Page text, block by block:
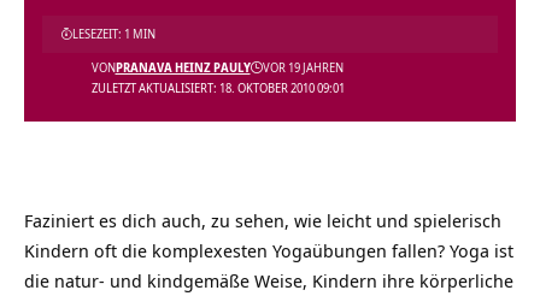
ZULETZT AKTUALISIERT: 18. OKTOBER 2010 09:01
VONPRANAVA HEINZ PAULY VOR 19 JAHREN
LESEZEIT: 1 MIN
Faziniert es dich auch, zu sehen, wie leicht und spielerisch
Kindern oft die komplexesten Yogaübungen fallen? Yoga ist
die natur- und kindgemäße Weise, Kindern ihre körperliche